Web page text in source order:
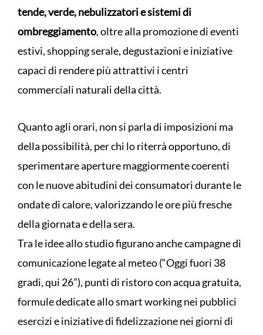
tende, verde, nebulizzatori e sistemi di
ombreggiamento, oltre alla promozione di eventi
estivi, shopping serale, degustazioni e iniziative
capaci di rendere più attrattivi i centri
commerciali naturali della città.
Quanto agli orari, non si parla di imposizioni ma
della possibilità, per chi lo riterrà opportuno, di
sperimentare aperture maggiormente coerenti
con le nuove abitudini dei consumatori durante le
ondate di calore, valorizzando le ore più fresche
della giornata e della sera.
Tra le idee allo studio figurano anche campagne di
comunicazione legate al meteo (“Oggi fuori 38
gradi, qui 26”), punti di ristoro con acqua gratuita,
formule dedicate allo smart working nei pubblici
esercizi e iniziative di fidelizzazione nei giorni di